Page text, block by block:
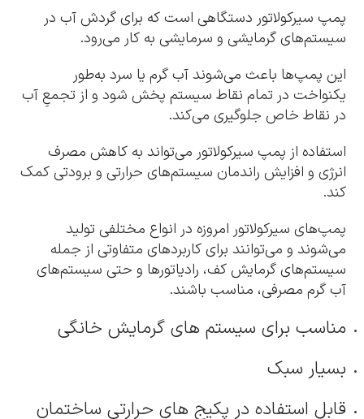
پمپ سیرکولاتور دستگاهی است که برای گردش آب در
سیستم‌های گرمایشی و سرمایشی به کار می‌رود.
این پمپ‌ها باعث می‌شوند آب گرم یا سرد به‌طور
یکنواخت در تمام نقاط سیستم پخش شود و از تجمعِ آب
در نقاط خاص جلوگیری می‌کند.
استفاده از پمپ سیرکولاتور می‌تواند به کاهش مصرف
انرژی و افزایش راندمان سیستم‌های حرارتی و برودتی کمک
کند.
پمپ‌های سیرکولاتور امروزه در انواع مختلفی تولید
می‌شوند و می‌توانند برای کاربردهای متفاوتی از جمله
سیستم‌های گرمایش کف، رادیاتورها و حتی سیستم‌های
آب گرم مصرفی، مناسب باشند.
مناسب برای سیستم های گرمایش خانگی
بسیار سبک
قابل استفاده در پکیج های حرارتی ساختمان